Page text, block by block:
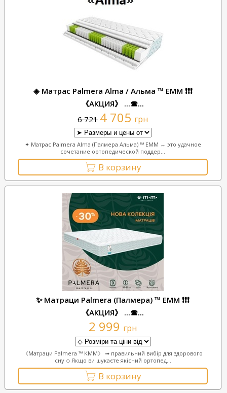
◈ Матрас Palmera Alma / Альма ™ ЕММ ❗❗❗
《АКЦИЯ》 ...☎...
6 721 4 705 грн
✦ Матрас Palmera Alma (Палмера Альма) ™ ЕММ ↔ это удачное
сочетание ортопедической поддер...
В корзину
✨ Матраци Palmera (Палмера) ™ ЕММ ❗❗❗
《АКЦИЯ》 ...☎...
2 999 грн
《Матраци Palmera ™ КММ》 ➟ правильний вибір для здорового
сну ◇ Якщо ви шукаєте якісний ортопед...
В корзину